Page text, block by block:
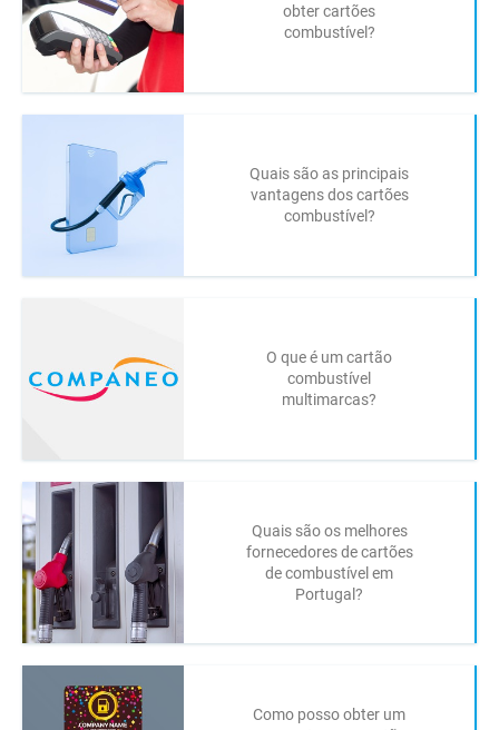
obter cartões
combustível?
Quais são as principais
vantagens dos cartões
combustível?
O que é um cartão
combustível
multimarcas?
Quais são os melhores
fornecedores de cartões
de combustível em
Portugal?
Como posso obter um